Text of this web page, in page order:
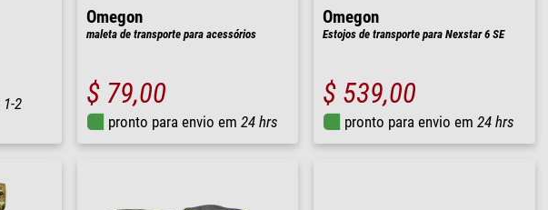
1-2
Omegon
maleta de transporte para acessórios
$ 79,00
pronto para envio em 24 hrs
Omegon
Estojos de transporte para Nexstar 6 SE
$ 539,00
pronto para envio em 24 hrs